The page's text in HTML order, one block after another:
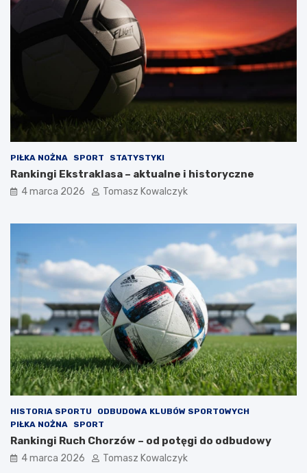
PIŁKA NOŻNA SPORT STATYSTYKI
Rankingi Ekstraklasa – aktualne i historyczne
4 marca 2026 Tomasz Kowalczyk
HISTORIA SPORTU
ODBUDOWA KLUBÓW SPORTOWYCH
PIŁKA NOŻNA
SPORT
Rankingi Ruch Chorzów – od potęgi do odbudowy
4 marca 2026 Tomasz Kowalczyk